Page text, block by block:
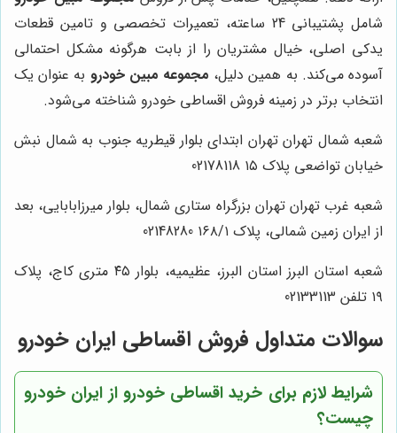
شامل پشتیبانی 24 ساعته، تعمیرات تخصصی و تامین قطعات
یدکی اصلی، خیال مشتریان را از بابت هرگونه مشکل احتمالی
آسوده می‌کند. به همین دلیل، مجموعه مبین خودرو به عنوان یک
انتخاب برتر در زمینه فروش اقساطی خودرو شناخته می‌شود.
شعبه شمال تهران تهران ابتدای بلوار قیطریه جنوب به شمال نبش
خیابان تواضعی پلاک ۱۵ 02178118
شعبه غرب تهران تهران بزرگراه ستاری شمال، بلوار میرزابابایی، بعد
از ایران زمین شمالی، پلاک ۱۶۸/۱ 02148280
شعبه استان البرز استان البرز، عظیمیه، بلوار ۴۵ متری کاج، پلاک
۱۹ تلفن 02133113
سوالات متداول فروش اقساطی ایران خودرو
شرایط لازم برای خرید اقساطی خودرو از ایران خودرو
چیست؟